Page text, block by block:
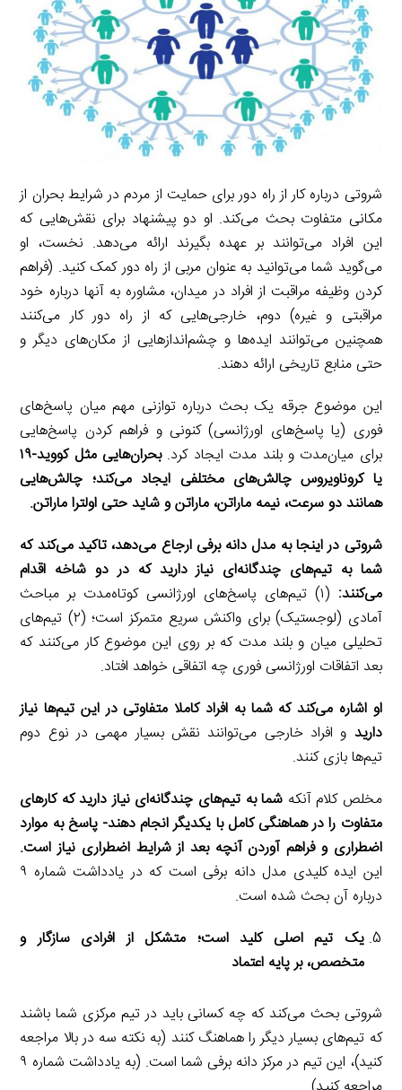
شروتی درباره کار از راه دور برای حمایت از مردم در شرایط بحران از
مکانی متفاوت بحث می‌کند. او دو پیشنهاد برای نقش‌هایی که
این افراد می‌توانند بر عهده بگیرند ارائه می‌دهد. نخست، او
می‌گوید شما می‌توانید به عنوان مربی از راه دور کمک کنید. (فراهم
کردن وظیفه مراقبت از افراد در میدان، مشاوره به آنها درباره خود
مراقبتی و غیره) دوم، خارجی‌هایی که از راه دور کار می‌کنند
همچنین می‌توانند ایده‌ها و چشم‌اندازهایی از مکان‌های دیگر و
حتی منابع تاریخی ارائه دهند.
این موضوع جرقه یک بحث درباره توازنی مهم میان پاسخ‌های
فوری (یا پاسخ‌های اورژانسی) کنونی و فراهم کردن پاسخ‌هایی
برای میان‌مدت و بلند مدت ایجاد کرد.
بحران‌هایی مثل کووید-۱۹
یا کروناویروس چالش‌های مختلفی ایجاد می‌کند؛ چالش‌هایی
همانند دو سرعت، نیمه ماراتن، ماراتن و شاید حتی اولترا ماراتن.
شروتی در اینجا به مدل دانه برفی ارجاع می‌دهد، تاکید می‌کند که
شما به تیم‌های چندگانه‌ای نیاز دارید که در دو شاخه اقدام
می‌کنند:
(۱) تیم‌های پاسخ‌های اورژانسی کوتاه‌مدت بر مباحث
آمادی (لوجستیک) برای واکنش سریع متمرکز است؛ (۲) تیم‌های
تحلیلی میان و بلند مدت که بر روی این موضوع کار می‌کنند که
بعد اتفاقات اورژانسی فوری چه اتفاقی خواهد افتاد.
او اشاره می‌کند که شما به افراد کاملا متفاوتی در این تیم‌ها نیاز
دارید و افراد خارجی می‌توانند نقش بسیار مهمی در نوع دوم
تیم‌ها بازی کنند.
مخلص کلام آنکه شما به تیم‌های چندگانه‌ای نیاز دارید که کارهای
متفاوت را در هماهنگی کامل با یکدیگر انجام دهند- پاسخ به موارد
اضطراری و فراهم آوردن آنچه بعد از شرایط اضطراری نیاز است.
این ایده کلیدی مدل دانه برفی است که در یادداشت شماره ۹
درباره آن بحث شده است.
یک تیم اصلی کلید است؛ متشکل از افرادی سازگار و
متخصص، بر پایه اعتماد
شروتی بحث می‌کند که چه کسانی باید در تیم مرکزی شما باشند
که تیم‌های بسیار دیگر را هماهنگ کنند (به نکته سه در بالا مراجعه
کنید)، این تیم در مرکز دانه برفی شما است. (به یادداشت شماره ۹